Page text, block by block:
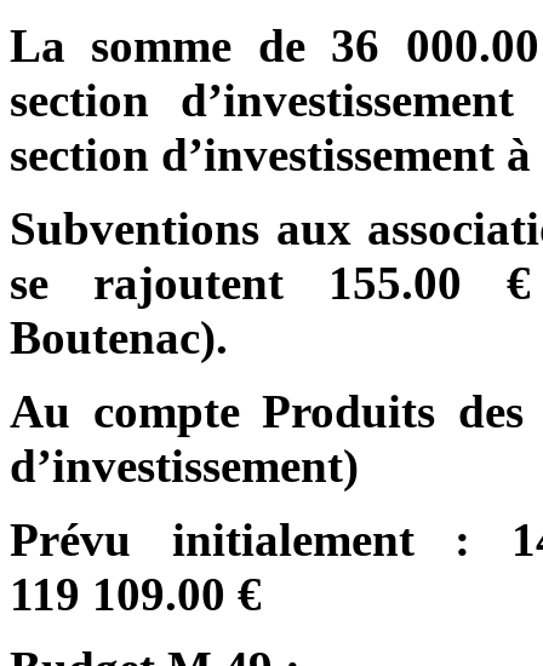
La somme de 36
section
section d’investissement
Subventions aux
se rajoutent 155.00
Boutenac).
Au compte Produits des
d’investissement)
Prévu initialement :
119 109.00 €